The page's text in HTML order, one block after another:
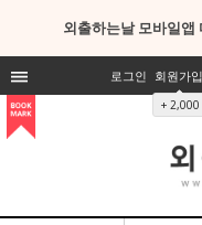
외출하는날 모바일앱
로그인 회원가입
+ 2,000